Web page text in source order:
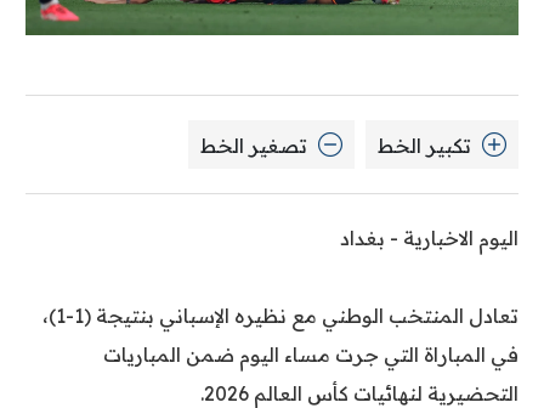
تكبير الخط تصغير الخط
اليوم الاخبارية - بغداد
تعادل المنتخب الوطني مع نظيره الإسباني بنتيجة (1-1)،
في المباراة التي جرت مساء اليوم ضمن المباريات
التحضيرية لنهائيات كأس العالم 2026.